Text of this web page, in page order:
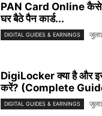
PAN Card Online कैसे
घर बैठे पैन कार्ड...
DIGITAL GUIDES & EARNINGS
DigiLocker क्या है और
करें? (Complete
DIGITAL GUIDES & EARNINGS